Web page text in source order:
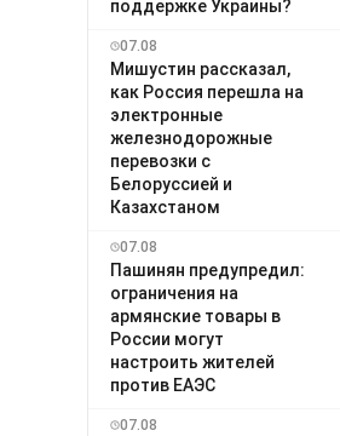
поддержке Украины?
07.08
Мишустин рассказал,
как Россия перешла на
электронные
железнодорожные
перевозки с
Белоруссией и
Казахстаном
07.08
Пашинян предупредил:
ограничения на
армянские товары в
России могут
настроить жителей
против ЕАЭС
07.08